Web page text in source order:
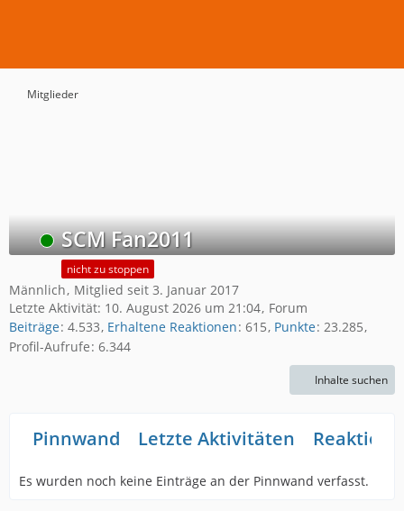
Mitglieder
Online SCM Fan2011
nicht zu stoppen
Männlich Mitglied seit 3. Januar 2017
Letzte Aktivität: 10. August 2026 um 21:04 Forum
Beiträge 4.533 Erhaltene Reaktionen 615 Punkte 23.285
Profil-Aufrufe 6.344
Inhalte suchen
Pinnwand Letzte Aktivitäten
Es wurden noch keine Einträge an der Pinnwand verfasst.